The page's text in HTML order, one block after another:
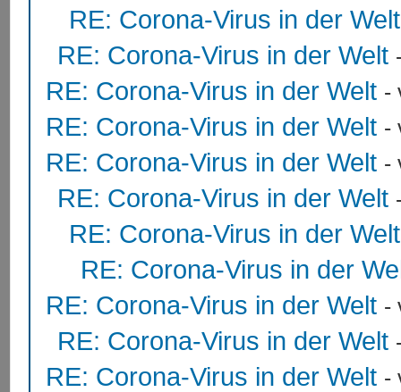
RE: Corona-Virus in der Welt
RE: Corona-Virus in der Welt
RE: Corona-Virus in der Welt -
RE: Corona-Virus in der Welt -
RE: Corona-Virus in der Welt -
RE: Corona-Virus in der Welt
RE: Corona-Virus in der Welt
RE: Corona-Virus in der
RE: Corona-Virus in der Welt -
RE: Corona-Virus in der Welt
RE: Corona-Virus in der Welt -